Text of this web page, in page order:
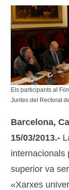
Els participants al
Juntes del Rectorat
Barcelona,
15/03/2013.-
internacionals
superior va
«Xarxes